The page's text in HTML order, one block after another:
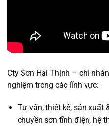
Cty Sơn Hải Thịnh – chi
nghiệm trong các lĩnh vực:
Tư vấn, thiết kế, sản xuất
chuyền sơn tĩnh điện, hệ